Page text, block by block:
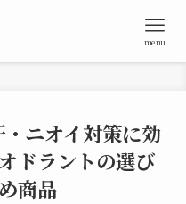
menu
・ニオイ対策に効
ドラントの選び
商品